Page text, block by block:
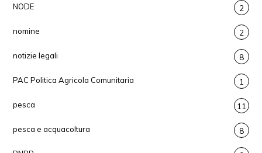
NODE 2
nomine 2
notizie legali 8
PAC Politica Agricola Comunitaria 1
pesca 11
pesca e acquacoltura 8